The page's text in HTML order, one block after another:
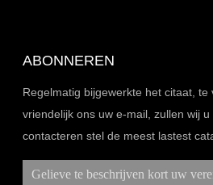
ABONNEREN
Regelmatig bijgewerkte het citaat, te
vriendelijk ons uw e-mail, zullen wij
contacteren stel de meest lastest